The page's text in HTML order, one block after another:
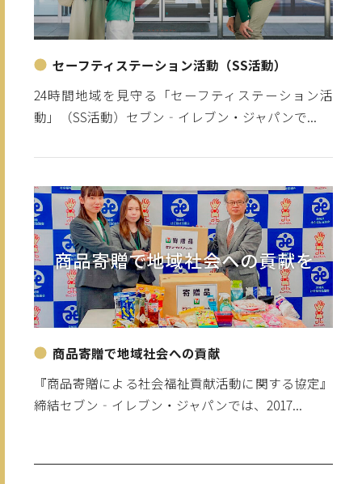
セーフティステーション活動（SS活動）
24時間地域を見守る「セーフティステーション活
動」（SS活動）セブン‐イレブン・ジャパンで...
商品寄贈で地域社会への貢献
『商品寄贈による社会福祉貢献活動に関する協定』
締結セブン‐イレブン・ジャパンでは、2017...